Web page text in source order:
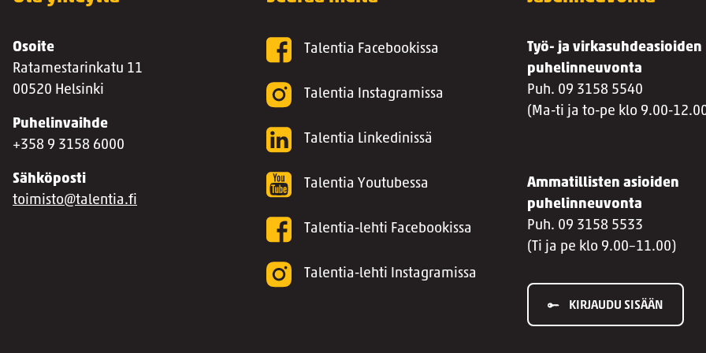
Osoite
Ratamestarinkatu 11
00520 Helsinki
Puhelinvaihde
+358 9 3158 6000
Sähköposti
toimisto@talentia.fi
Talentia Facebookissa
Talentia Instagramissa
Talentia Linkedinissä
Talentia Youtubessa
Talentia-lehti Facebookissa
Talentia-lehti Instagramissa
Työ- ja virkasuhdeasioiden
puhelinneuvonta
Puh. 09 3158 5540
(Ma-ti ja to-pe klo 9.00-
Ammatillisten asioiden
puhelinneuvonta
Puh. 09 3158 5533
(Ti ja pe klo 9.00–11.00)
KIRJAUDU SISÄÄN